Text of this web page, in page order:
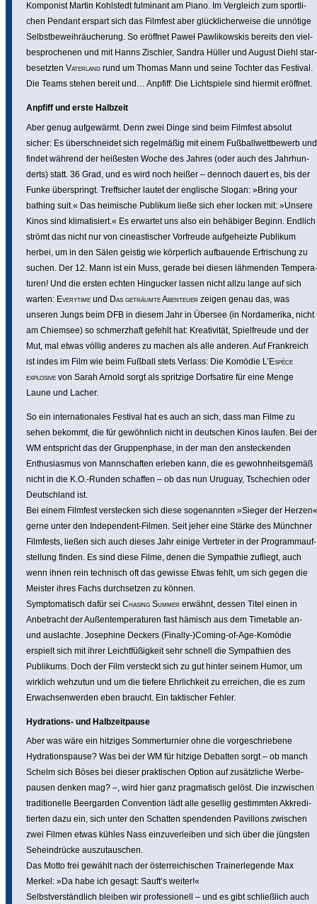
Komponist Martin Kohlstedt fulminant am Piano. Im Vergleich zum sport­li­
chen Pendant erspart sich das Filmfest aber glück­li­cher­weise die unnötige
Selbst­be­weih­räu­che­rung. So eröffnet Paweł Pawli­kow­skis bereits den viel­
be­spro­chenen und mit Hanns Zischler, Sandra Hüller und August Diehl star­
be­setzten Vaterland rund um Thomas Mann und seine Tochter das Festival.
Die Teams stehen bereit und… Anpfiff: Die Licht­spiele sind hiermit eröffnet.
Anpfiff und erste Halbzeit
Aber genug aufge­wärmt. Denn zwei Dinge sind beim Filmfest absolut
sicher: Es über­schneidet sich regel­mäßig mit einem Fußball­wett­be­werb und
findet während der heißesten Woche des Jahres (oder auch des Jahr­hun­
derts) statt. 36 Grad, und es wird noch heißer – dennoch dauert es, bis der
Funke über­springt. Treff­si­cher lautet der englische Slogan: »Bring your
bathing suit.« Das heimische Publikum ließe sich eher locken mit: »Unsere
Kinos sind klima­ti­siert.« Es erwartet uns also ein behäbiger Beginn. Endlich
strömt das nicht nur von cine­as­ti­scher Vorfreude aufge­heizte Publikum
herbei, um in den Sälen geistig wie körper­lich aufbau­ende Erfri­schung zu
suchen. Der 12. Mann ist ein Muss, gerade bei diesen lähmenden Tempe­ra­
turen! Und die ersten echten Hingucker lassen nicht allzu lange auf sich
warten: Everytime und Das geträumte Abenteuer zeigen genau das, was
unseren Jungs beim DFB in diesem Jahr in Übersee (in Nordame­rika, nicht
am Chiemsee) so schmerz­haft gefehlt hat: Krea­ti­vität, Spiel­freude und der
Mut, mal etwas völlig anderes zu machen als alle anderen. Auf Frank­reich
ist indes im Film wie beim Fußball stets Verlass: Die Komödie L’Espèce
explosive von Sarah Arnold sorgt als spritzige Dorf­sa­tire für eine Menge
Laune und Lacher.
So ein inter­na­tio­nales Festival hat es auch an sich, dass man Filme zu
sehen bekommt, die für gewöhn­lich nicht in deutschen Kinos laufen. Bei der
WM entspricht das der Grup­pen­phase, in der man den anste­ckenden
Enthu­si­asmus von Mann­schaften erleben kann, die es gewohn­heits­gemäß
nicht in die K.O.-Runden schaffen – ob das nun Uruguay, Tsche­chien oder
Deutsch­land ist.
Bei einem Filmfest verste­cken sich diese soge­nannten »Sieger der Herzen«
gerne unter den Inde­pen­dent-Filmen. Seit jeher eine Stärke des Münchner
Filmfests, ließen sich auch dieses Jahr einige Vertreter in der Programm­auf­
stel­lung finden. Es sind diese Filme, denen die Sympathie zufliegt, auch
wenn ihnen rein technisch oft das gewisse Etwas fehlt, um sich gegen die
Meister ihres Fachs durch­setzen zu können.
Sympto­ma­tisch dafür sei Chasing Summer erwähnt, dessen Titel einen in
Anbe­tracht der Außen­tem­pe­ra­turen fast hämisch aus dem Timetable an-
und auslachte. Josephine Deckers (Finally-)Coming-of-Age-Komödie
erspielt sich mit ihrer Leicht­füßig­keit sehr schnell die Sympa­thien des
Publikums. Doch der Film versteckt sich zu gut hinter seinem Humor, um
wirklich wehzutun und um die tiefere Ehrlich­keit zu erreichen, die es zum
Erwach­sen­werden eben braucht. Ein takti­scher Fehler.
Hydra­tions- und Halb­zeit­pause
Aber was wäre ein hitziges Sommer­tur­nier ohne die vorge­schrie­bene
Hydra­ti­ons­pause? Was bei der WM für hitzige Debatten sorgt – ob manch
Schelm sich Böses bei dieser prak­ti­schen Option auf zusätz­liche Werbe­
pausen denken mag? –, wird hier ganz prag­ma­tisch gelöst. Die inzwi­schen
tradi­tio­nelle Beer­garden Conven­tion lädt alle gesellig gestimmten Akkre­di­
tierten dazu ein, sich unter den Schatten spen­denden Pavillons zwischen
zwei Filmen etwas kühles Nass einzu­ver­leiben und sich über die jüngsten
Sehein­drücke auszu­tau­schen.
Das Motto frei gewählt nach der öster­rei­chi­schen Trai­ner­le­gende Max
Merkel: »Da habe ich gesagt: Sauft’s weiter!«
Selbst­ver­s­tänd­lich bleiben wir profes­sio­nell – und es gibt schließ­lich auch